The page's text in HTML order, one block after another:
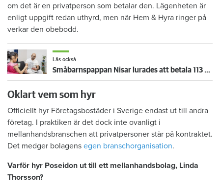
om det är en privatperson som betalar den. Lägenheten är
enligt uppgift redan uthyrd, men när Hem & Hyra ringer på
verkar den obebodd.
Läs också
Småbarnspappan Nisar lurades att betala 113 000 kronor i ockerhyra
Oklart vem som hyr
Officiellt hyr Företagsbostäder i Sverige endast ut till andra
företag. I praktiken är det dock inte ovanligt i
mellanhandsbranschen att privatpersoner står på kontraktet.
Det medger bolagens egen branschorganisation.
Varför hyr Poseidon ut till ett mellanhandsbolag, Linda
Thorsson?